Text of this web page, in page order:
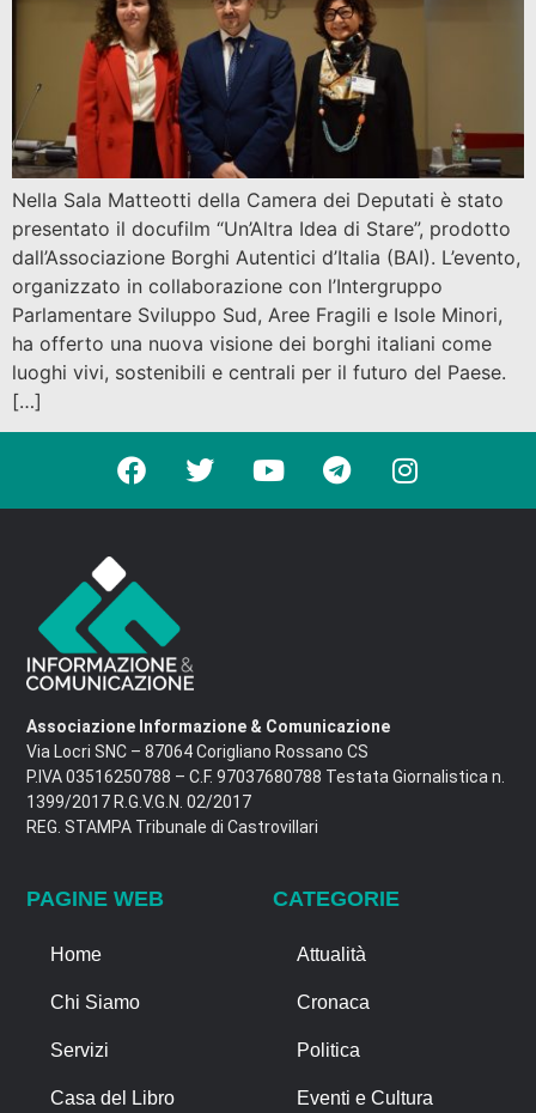
Nella Sala Matteotti della Camera dei Deputati è stato
presentato il docufilm “Un’Altra Idea di Stare”, prodotto
dall’Associazione Borghi Autentici d’Italia (BAI). L’evento,
organizzato in collaborazione con l’Intergruppo
Parlamentare Sviluppo Sud, Aree Fragili e Isole Minori,
ha offerto una nuova visione dei borghi italiani come
luoghi vivi, sostenibili e centrali per il futuro del Paese.
[…]
Associazione Informazione & Comunicazione
Via Locri SNC – 87064 Corigliano Rossano CS
P.IVA 03516250788 – C.F. 97037680788 Testata Giornalistica n.
1399/2017 R.G.V.G.N. 02/2017
REG. STAMPA Tribunale di Castrovillari
PAGINE WEB
Home
Chi Siamo
Servizi
Casa del Libro
CATEGORIE
Attualità
Cronaca
Politica
Eventi e Cultura